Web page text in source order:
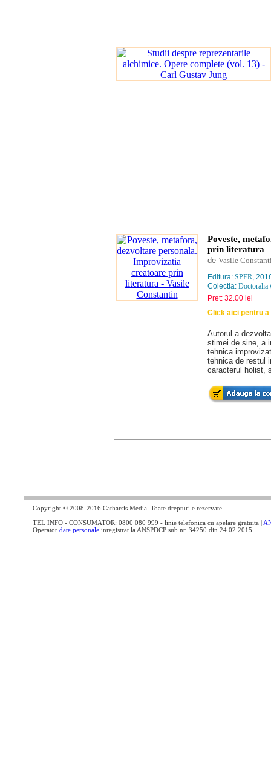
Poveste,
prin literatura
de Vasile
Editura: SPER,
Colectia: Doctoralia
Pret: 32.00 lei
Click aici pentru
Autorul a
stimei de sine, a
tehnica
tehnica de restul
caracterul holist,
Copyright © 2008-2016 Catharsis Media. Toate drepturile rezervate.
TEL INFO - CONSUMATOR: 0800 080 999 - linie telefonica cu apelare gratuita |
Operator date personale inregistrat la ANSPDCP sub nr. 34250 din 24.02.2015